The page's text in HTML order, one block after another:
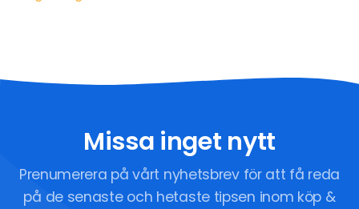
Missa inget nytt
Prenumerera på vårt nyhetsbrev för att få reda
på de senaste och hetaste tipsen inom köp &